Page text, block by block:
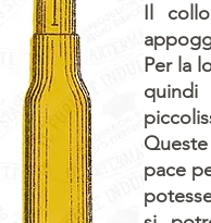
Il
Per la
pace